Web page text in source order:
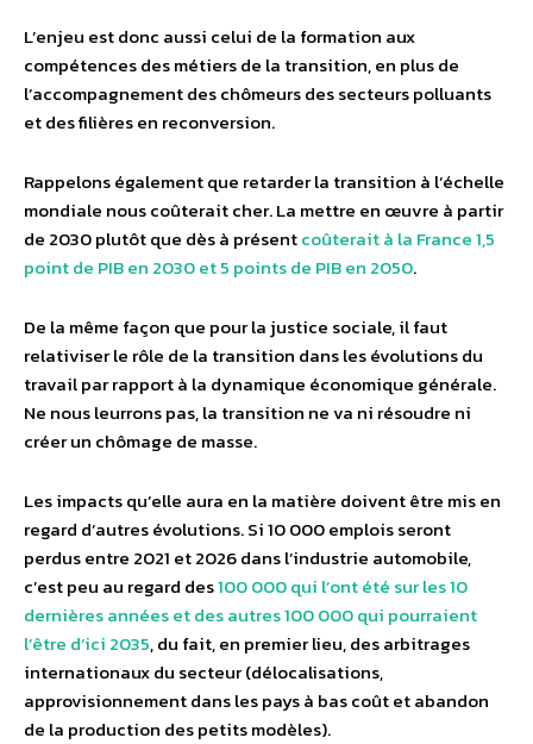
L’enjeu est donc aussi celui de la formation aux
compétences des métiers de la transition, en plus de
l’accompagnement des chômeurs des secteurs polluants
et des filières en reconversion.
Rappelons également que retarder la transition à l’échelle
mondiale nous coûterait cher. La mettre en œuvre à partir
de 2030 plutôt que dès à présentcoûterait à la France 1,5
point de PIB en 2030 et 5 points de PIB en 2050.
De la même façon que pour la justice sociale, il faut
relativiser le rôle de la transition dans les évolutions du
travail par rapport à la dynamique économique générale.
Ne nous leurrons pas, la transition ne va ni résoudre ni
créer un chômage de masse.
Les impacts qu’elle aura en la matière doivent être mis en
regard d’autres évolutions. Si 10 000 emplois seront
perdus entre 2021 et 2026 dans l’industrie automobile,
c’est peu au regard des100 000 qui l’ont été sur les 10
dernières années et des autres 100 000 qui pourraient
l’être d’ici 2035, du fait, en premier lieu, des arbitrages
internationaux du secteur (délocalisations,
approvisionnement dans les pays à bas coût et abandon
de la production des petits modèles).